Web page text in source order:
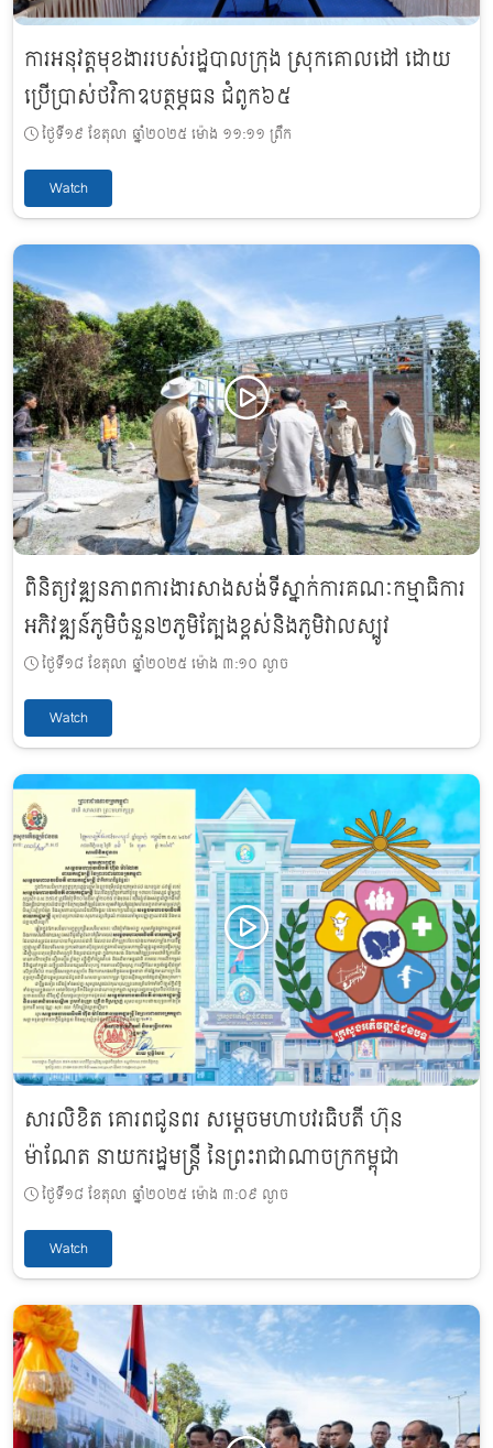
ការអនុវត្តមុខងាររបស់រដ្ឋបាលក្រុង ស្រុកគោលដៅ ដោយ
ប្រើប្រាស់ថវិកាឧបត្ថម្ភធន ជំពូក៦៥
ថ្ងៃទី១៩ ខែតុលា ឆ្នាំ២០២៥ ម៉ោង ១១:១១ ព្រឹក
Watch
ពិនិត្យវឌ្ឍនភាពការងារសាងសង់ទីស្នាក់ការគណៈកម្មាធិការ
អភិវឌ្ឍន៍ភូមិចំនួន២ភូមិត្បែងខ្ពស់និងភូមិវាលស្បូវ
ថ្ងៃទី១៨ ខែតុលា ឆ្នាំ២០២៥ ម៉ោង ៣:១០ ល្ងាច
Watch
សារលិខិត គោរពជូនពរ សម្តេចមហាបវរធិបតី ហ៊ុន
ម៉ាណែត នាយករដ្ឋមន្ត្រី នៃព្រះរាជាណាចក្រកម្ពុជា
ថ្ងៃទី១៨ ខែតុលា ឆ្នាំ២០២៥ ម៉ោង ៣:០៩ ល្ងាច
Watch